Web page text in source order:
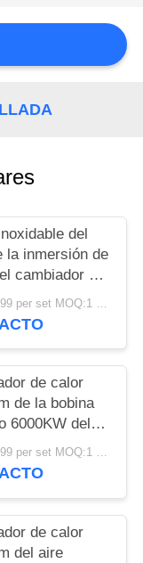
del
la inmersión de
cambiador del
en espiral USD9-9999 per set MOQ:1 PC
de calor
de la bobina
6000KW del
del acuarioUSD9-9999 per set MOQ:1 PC
de calor
del aire